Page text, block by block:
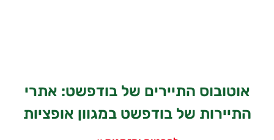
אוטובוס התיירים של בודפשט: אתרי
התיירות של בודפשט במגוון אופציות